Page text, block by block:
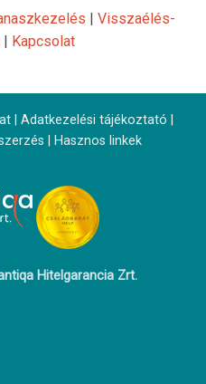
Visszaélés-
Kapcsolat
| Adatkezelési tájékoztató
Hasznos linkek
Hitelgarancia Zrt.